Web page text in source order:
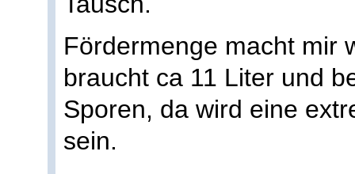
Fördermenge macht mir
braucht ca 11 Liter und
Sporen, da wird eine
sein.